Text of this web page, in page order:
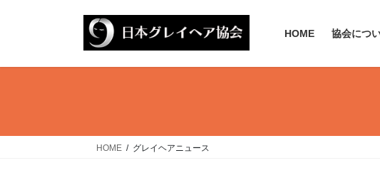
HOME 協会につ
HOME グレイヘアニュース